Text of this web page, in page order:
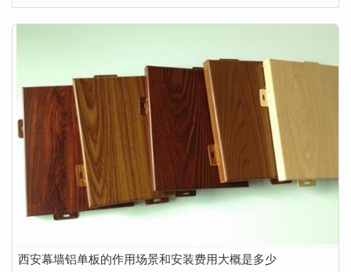
西安幕墙铝单板的作用场景和安装费用大概是多少